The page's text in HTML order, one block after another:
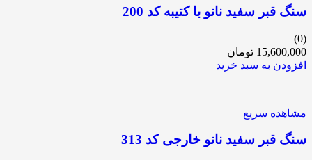
سنگ قبر سفید نانو با کتیبه کد 200
(0)
15,600,000 تومان
افزودن به سبد خرید
مشاهده سریع
سنگ قبر سفید نانو خارجی کد 313